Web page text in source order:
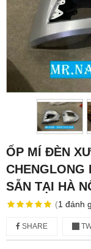
ỐP MÍ ĐÈN
CHENGLONG
SẴN TẠI HÀ
(1 đánh
SHARE